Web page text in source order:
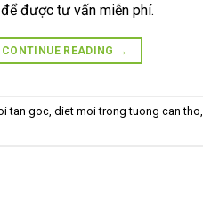
được tư vấn miễn phí.
CONTINUE READING →
tan goc, diet moi trong tuong can tho,